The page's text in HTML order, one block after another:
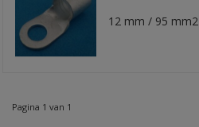
12 mm / 95 mm2
Pagina 1 van 1